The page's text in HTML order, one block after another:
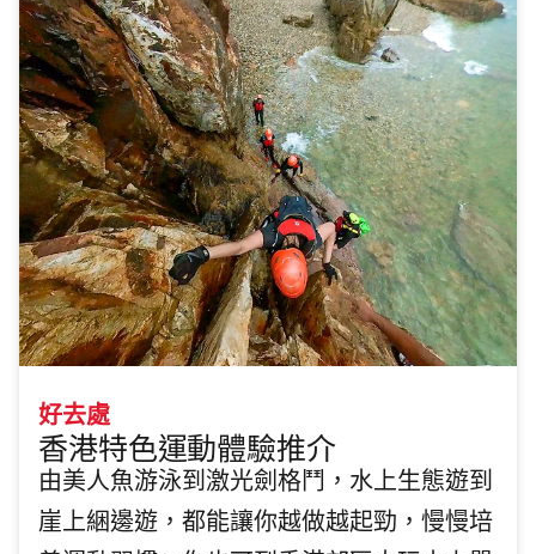
好去處
香港特色運動體驗推介
由美人魚游泳到激光劍格鬥，水上生態遊到
崖上綑邊遊，都能讓你越做越起勁，慢慢培